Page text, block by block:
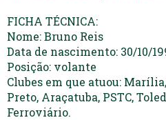
FICHA TÉCNICA:
Nome: Bruno Reis
Data de nascimento: 30/10/
Posição: volante
Clubes em que atuou:
Preto, Araçatuba, PSTC,
Ferroviário.